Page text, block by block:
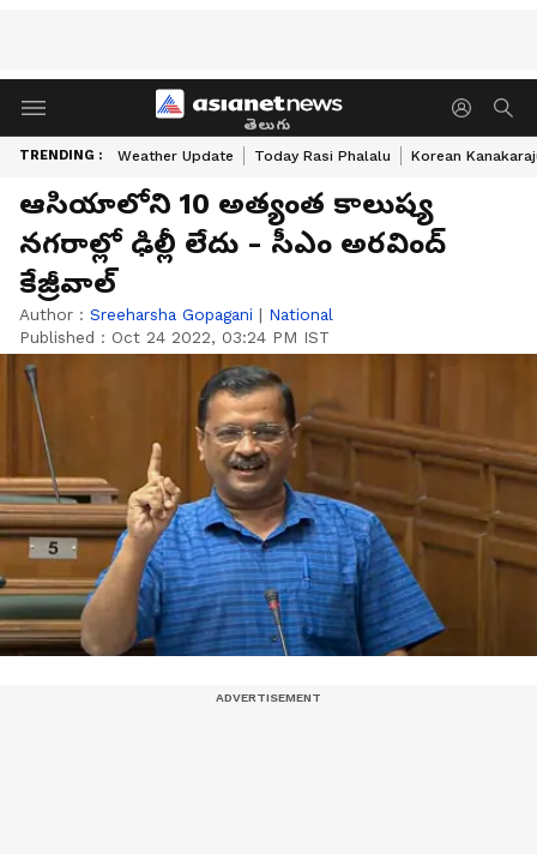
తెలుగు
TRENDING : Weather Update Today Rasi Phalalu Korean
ఆసియాలోని 10 అత్యంత కాలుష్య
నగరాల్లో ఢిల్లీ లేదు - సీఎం అరవింద్
కేజ్రీవాల్
Author : Sreeharsha Gopagani | National
Published : Oct 24 2022, 03:24 PM IST